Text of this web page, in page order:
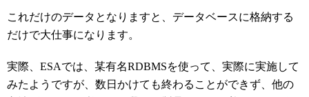
これだけのデータとなりますと、データベースに格納する
だけで大仕事になります。
実際、ESAでは、某有名RDBMSを使って、実際に実施して
みたようですが、数日かけても終わることができず、他の